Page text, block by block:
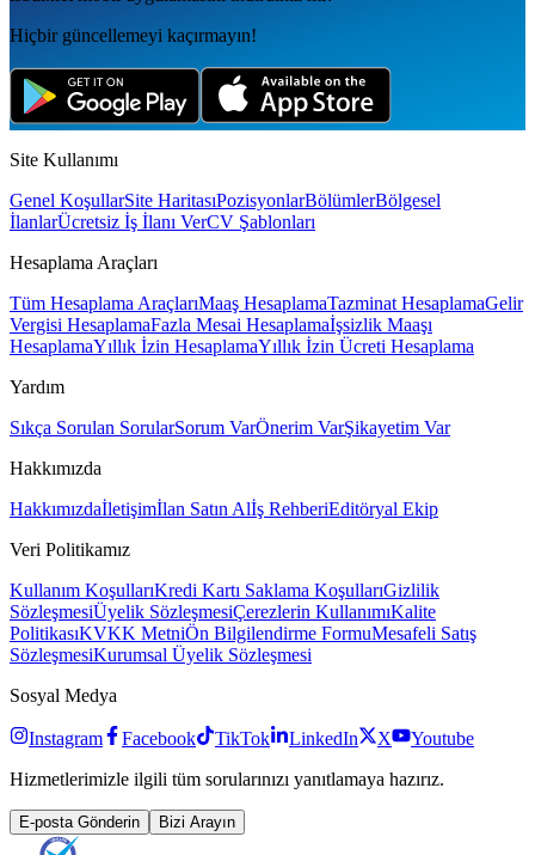
Hiçbir güncellemeyi kaçırmayın!
Site Kullanımı
Genel KoşullarSite HaritasıPozisyonlarBölümlerBölgesel
İlanlarÜcretsiz İş İlanı VerCV Şablonları
Hesaplama Araçları
Tüm Hesaplama AraçlarıMaaş HesaplamaTazminat HesaplamaGelir
Vergisi HesaplamaFazla Mesai Hesaplamaİşsizlik Maaşı
HesaplamaYıllık İzin HesaplamaYıllık İzin Ücreti Hesaplama
Yardım
Sıkça Sorulan SorularSorum VarÖnerim VarŞikayetim Var
Hakkımızda
Hakkımızdaİletişimİlan Satın Alİş RehberiEditöryal Ekip
Veri Politikamız
Kullanım KoşullarıKredi Kartı Saklama KoşullarıGizlilik
SözleşmesiÜyelik SözleşmesiÇerezlerin KullanımıKalite
PolitikasıKVKK MetniÖn Bilgilendirme FormuMesafeli Satış
SözleşmesiKurumsal Üyelik Sözleşmesi
Sosyal Medya
Instagram Facebook TikTok LinkedIn X
Youtube
Hizmetlerimizle ilgili tüm sorularınızı yanıtlamaya hazırız.
E-posta Gönderin Bizi Arayın